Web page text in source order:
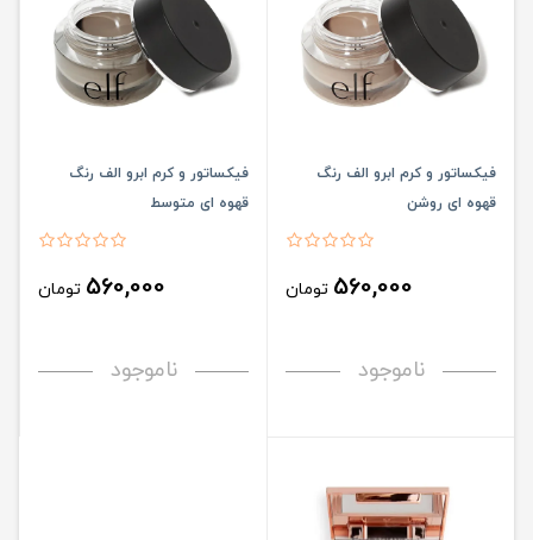
فیکساتور و کرم ابرو الف رنگ
قهوه ای روشن
560,000 تومان
ناموجود
فیکساتور و کرم ابرو الف رنگ
قهوه ای متوسط
560,000 تومان
ناموجود